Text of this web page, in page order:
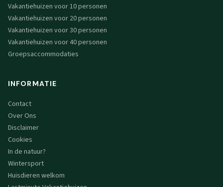
Vakantiehuizen voor 10 personen
Vakantiehuizen voor 20 personen
Vakantiehuizen voor 30 personen
Vakantiehuizen voor 40 personen
Groepsaccommodaties
INFORMATIE
Contact
Over Ons
Disclaimer
Cookies
In de natuur?
Wintersport
Huisdieren welkom